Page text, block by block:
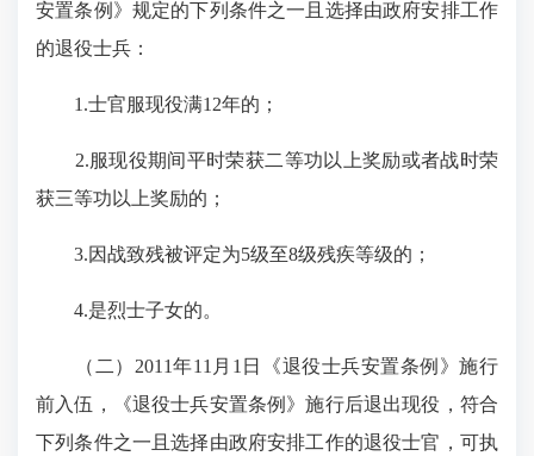
安置条例》规定的下列条件之一且选择由政府安排工作
的退役士兵：
1.士官服现役满12年的；
2.服现役期间平时荣获二等功以上奖励或者战时荣
获三等功以上奖励的；
3.因战致残被评定为5级至8级残疾等级的；
4.是烈士子女的。
（二）2011年11月1日《退役士兵安置条例》施行
前入伍，《退役士兵安置条例》施行后退出现役，符合
下列条件之一且选择由政府安排工作的退役士官，可执